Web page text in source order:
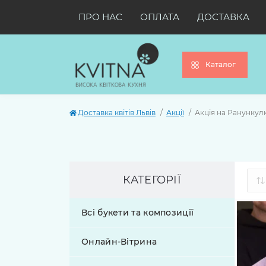
ПРО НАС ОПЛАТА ДОСТАВКА
Каталог
Доставка квітів Львів Акції Акція на
КАТЕГОРІЇ
Всі букети та композиції
Онлайн-Вітрина